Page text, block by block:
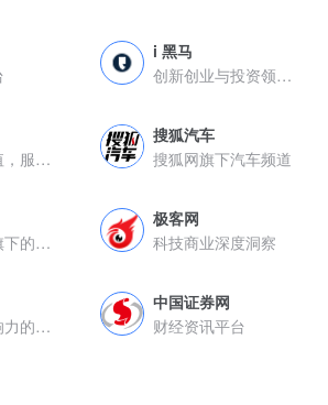
i 黑马
创新创业与投资领域的综合资讯平台
传播财经价值，服务投资决策
搜狐汽车
搜狐网旗下汽车频道
凤凰新媒体旗下的科技资讯平台
极客网
科技商业深度洞察
国内最具影响力的体育媒体之一
中国证券网
财经资讯平台